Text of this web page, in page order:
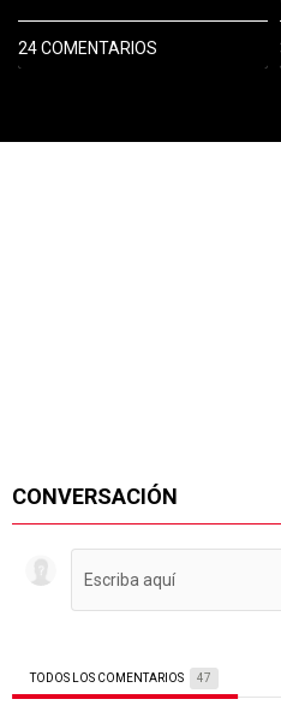
24 COMENTARIOS
CONVERSACIÓN
TODOS LOS COMENTARIOS 47